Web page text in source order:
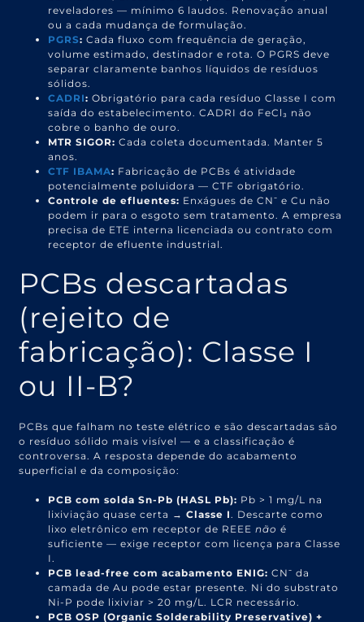
reveladores — mínimo 6 laudos. Renovação anual
ou a cada mudança de formulação.
PGRS: Cada fluxo com frequência de geração,
volume estimado, destinador e rota. O PGRS deve
separar claramente banhos líquidos de resíduos
sólidos.
CADRI: Obrigatório para cada resíduo Classe I com
saída do estabelecimento. CADRI do FeCl₃ não
cobre o banho de ouro.
MTR SIGOR: Cada coleta documentada. Manter 5
anos.
CTF IBAMA: Fabricação de PCBs é atividade
potencialmente poluidora — CTF obrigatório.
Controle de efluentes: Enxágues de CN⁻ e Cu não
podem ir para o esgoto sem tratamento. A empresa
precisa de ETE interna licenciada ou contrato com
receptor de efluente industrial.
PCBs descartadas
(rejeito de
fabricação): Classe I
ou II-B?
PCBs que falham no teste elétrico e são descartadas são
o resíduo sólido mais visível — e a classificação é
controversa. A resposta depende do acabamento
superficial e da composição:
PCB com solda Sn-Pb (HASL Pb): Pb > 1 mg/L na
lixiviação quase certa →Classe I. Descarte como
lixo eletrônico em receptor de REEEnão é
suficiente — exige receptor com licença para Classe
I.
PCB lead-free com acabamento ENIG: CN⁻ da
camada de Au pode estar presente. Ni do substrato
Ni-P pode lixiviar > 20 mg/L. LCR necessário.
PCB OSP (Organic Solderability Preservative) +